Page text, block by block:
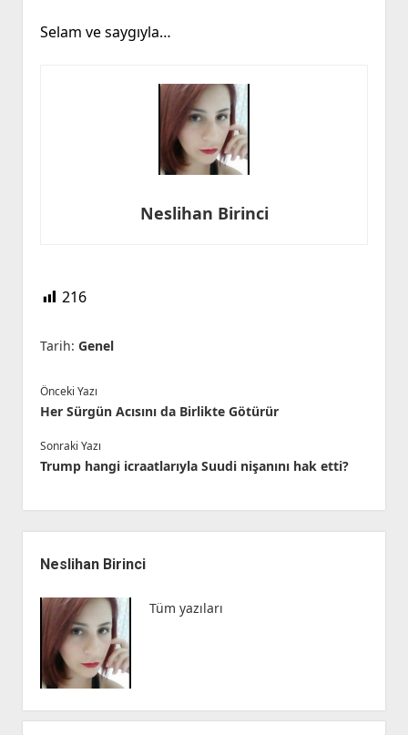
Selam ve saygıyla…
Neslihan Birinci
216
Tarih: Genel
Önceki Yazı
Her Sürgün Acısını da Birlikte Götürür
Sonraki Yazı
Trump hangi icraatlarıyla Suudi nişanını hak etti?
MenüNeslihan Birinci
Tüm yazıları